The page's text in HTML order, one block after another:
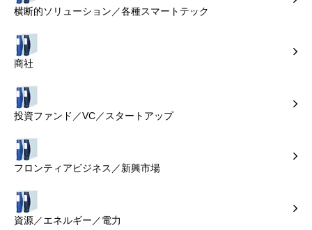
横断的ソリューション／各種スマートテック
商社
投資ファンド／VC／スタートアップ
フロンティアビジネス／新興市場
資源／エネルギー／電力